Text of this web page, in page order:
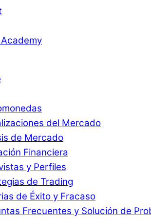
del Mercado
de Mercado
Financiera
y Perfiles
de Trading
de Éxito y Fracaso
Frecuentes y Solución de